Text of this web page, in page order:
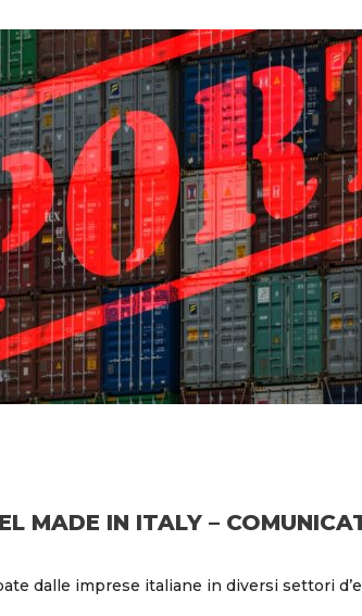
MADE IN ITALY –
dalle imprese italiane in diversi settori